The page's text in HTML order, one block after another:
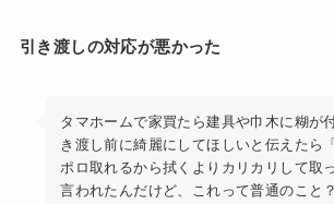
引き渡しの対応が悪かった
タマホームで家買たら建具や巾木に糊が
き渡し前に綺麗にしてほしいと伝えたら
ポロ取れるから拭くよりカリカリして取
言われたんだけど、これって普通のこと？